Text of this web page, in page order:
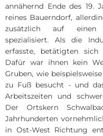
annähernd Ende des 19.
reines Bauerndorf,
zusätzlich auf einen
spezialisiert. Als die
erfasste, betätigten sich
Dafür war ihnen kein
Gruben, wie
zu Fuß besucht - und
Arbeitszeiten und
Der Ortskern
Jahrhunderten
in Ost-West Richtung